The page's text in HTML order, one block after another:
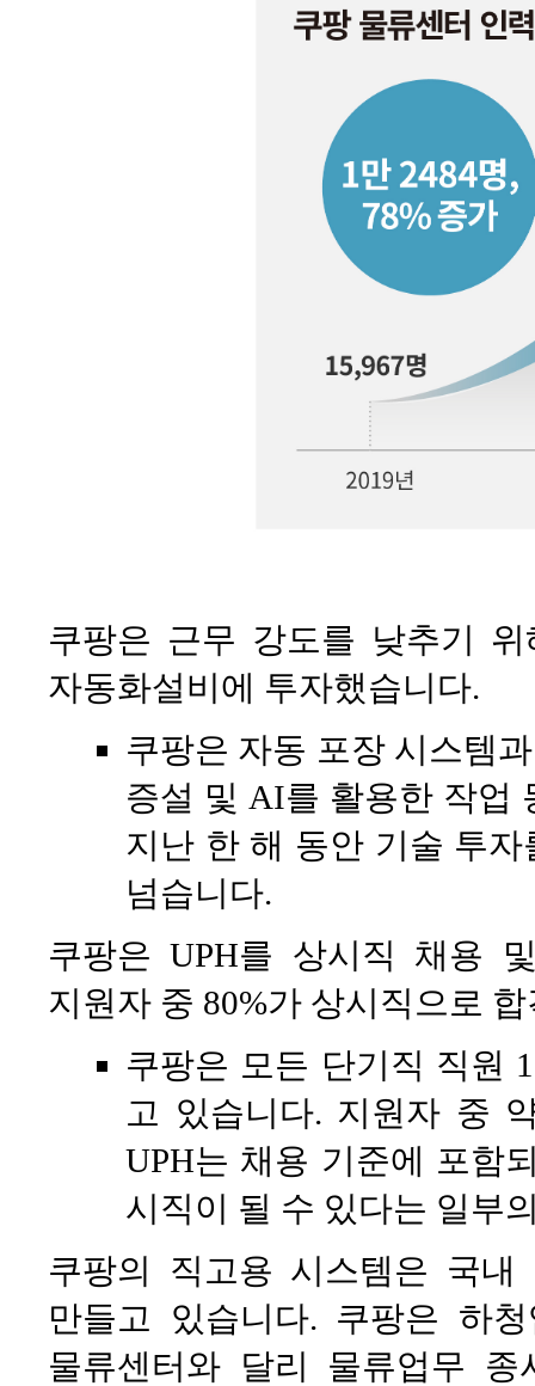
쿠팡은 근무 강도를 낮추기
자동화설비에 투자했습니다.
쿠팡은 자동 포장 시스템
증설 및 AI를 활용한 작업
지난 한 해 동안 기술 투
넘습니다.
쿠팡은 UPH를 상시직 채용
지원자 중 80%가 상시직으로
쿠팡은 모든 단기직 직원
고 있습니다. 지원자 중
UPH는 채용 기준에 포함
시직이 될 수 있다는 일부
쿠팡의 직고용 시스템은 국
만들고 있습니다. 쿠팡은 하
물류센터와 달리 물류업무